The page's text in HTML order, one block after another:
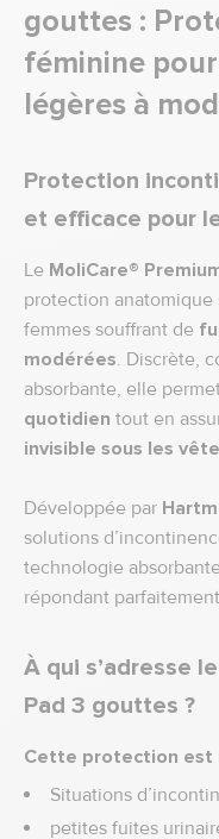
gouttes :
féminine
légères à
Protection
et efficace pour
Le MoliCare®
protection
femmes souffrant de
modérées. Discrète,
absorbante, elle
quotidien tout en
invisible sous les
Développée par
solutions
technologie
répondant
À qui s’adresse
Pad 3 gouttes ?
Cette protection est
Situations
petites fuites